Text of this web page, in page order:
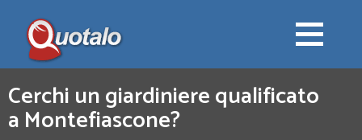
Cerchi un giardiniere qualificato
a Montefiascone?